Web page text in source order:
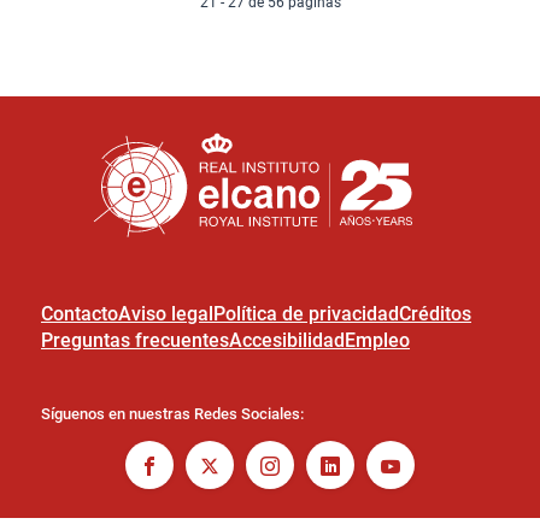
ContactoAviso legalPolítica de privacidadCréditos
Preguntas frecuentesAccesibilidadEmpleo
Síguenos en nuestras Redes Sociales: